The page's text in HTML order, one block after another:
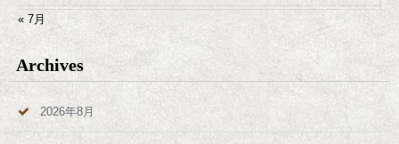
« 7月
Archives
2026年8月